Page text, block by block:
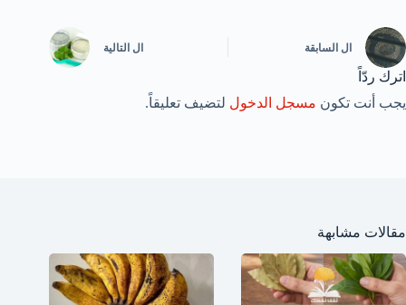
ال السابقة ال التالية
اترك ردّاً
يجب أنت تكون مسجل الدخول لتضيف تعليقاً.
مقالات مشابهة